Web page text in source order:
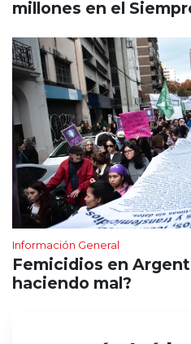
millones en el
Información General
Femicidios en
haciendo mal?